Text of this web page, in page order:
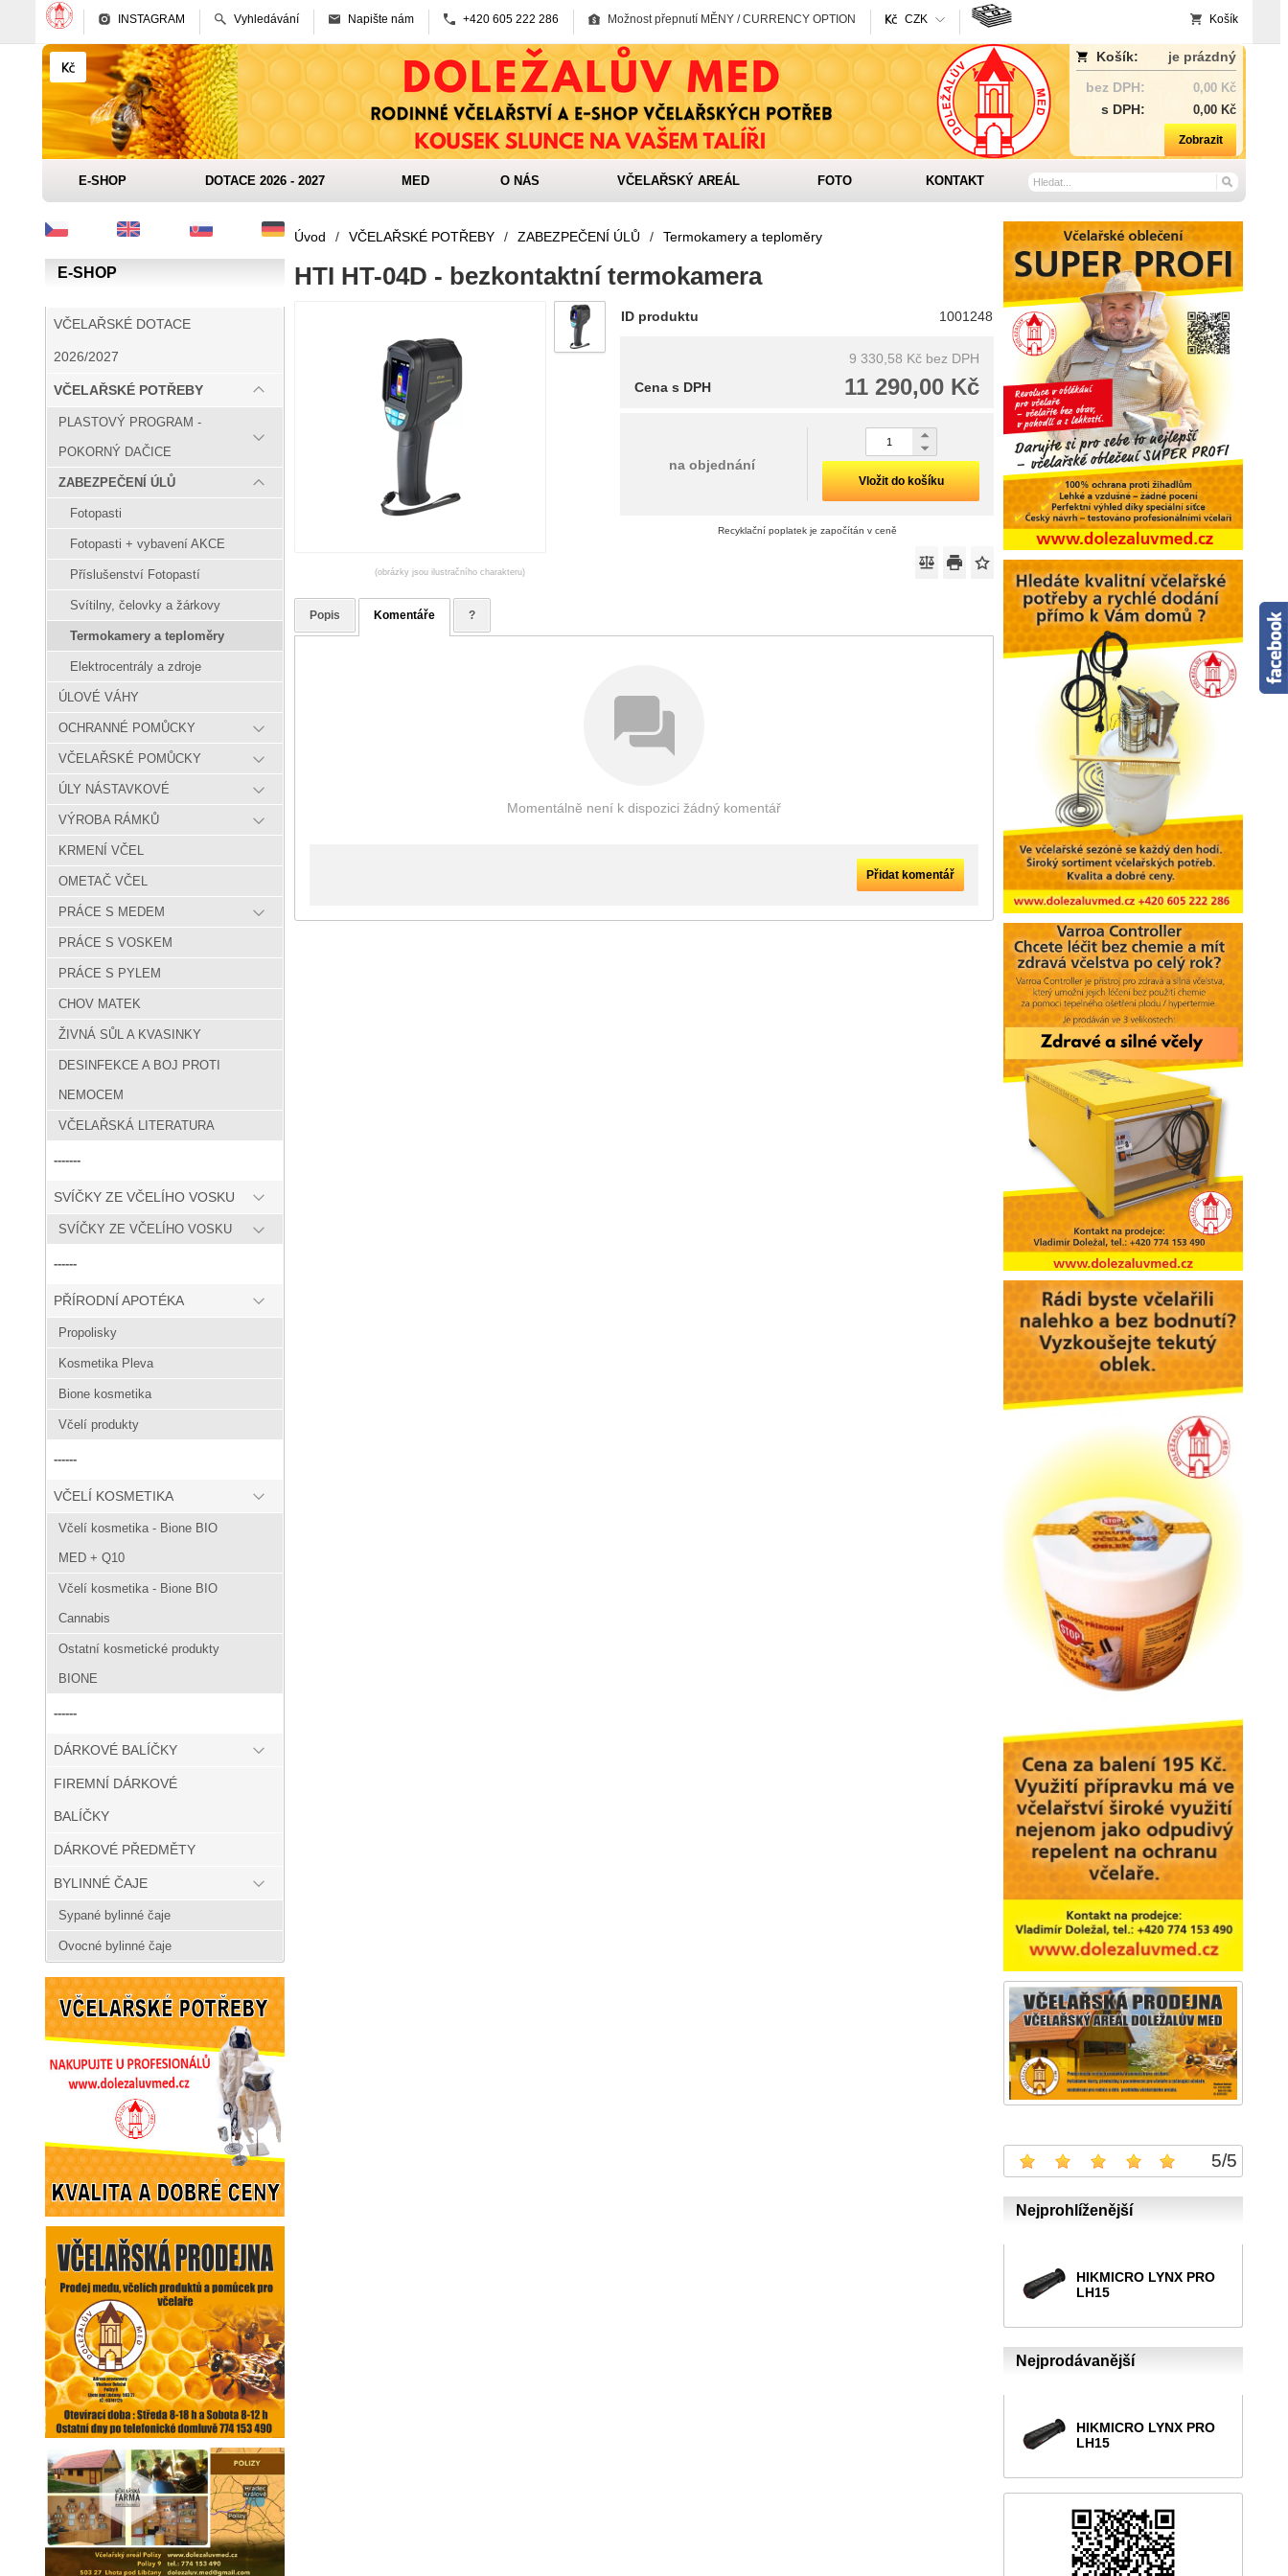
INSTAGRAM Vyhledávání Napište nám +420 605 222 286 Možnost přepnutí MĚNY / CURRENCY OPTION CZK Košík
Košík:
je prázdný
bez DPH:
0,00 Kč
s DPH: 0,00 Kč
Zobrazit
E-SHOP DOTACE 2026 - 2027 MED O NÁS VČELAŘSKÝ AREÁL FOTO KONTAKT
E-SHOP
VČELAŘSKÉ DOTACE
2026/2027
VČELAŘSKÉ POTŘEBY
PLASTOVÝ PROGRAM -
POKORNÝ DAČICE
ZABEZPEČENÍ ÚLŮ
Fotopasti
Fotopasti + vybavení AKCE
Příslušenství Fotopastí
Svítilny, čelovky a žárkovy
Termokamery a teploměry
Elektrocentrály a zdroje
ÚLOVÉ VÁHY
OCHRANNÉ POMŮCKY
VČELAŘSKÉ POMŮCKY
ÚLY NÁSTAVKOVÉ
VÝROBA RÁMKŮ
KRMENÍ VČEL
OMETAČ VČEL
PRÁCE S MEDEM
PRÁCE S VOSKEM
PRÁCE S PYLEM
CHOV MATEK
ŽIVNÁ SŮL A KVASINKY
DESINFEKCE A BOJ PROTI
NEMOCEM
VČELAŘSKÁ LITERATURA
-------
SVÍČKY ZE VČELÍHO VOSKU
SVÍČKY ZE VČELÍHO VOSKU
------
PŘÍRODNÍ APOTÉKA
Propolisky
Kosmetika Pleva
Bione kosmetika
Včelí produkty
------
VČELÍ KOSMETIKA
Včelí kosmetika - Bione BIO
MED + Q10
Včelí kosmetika - Bione BIO
Cannabis
Ostatní kosmetické produkty
BIONE
------
DÁRKOVÉ BALÍČKY
FIREMNÍ DÁRKOVÉ
BALÍČKY
DÁRKOVÉ PŘEDMĚTY
BYLINNÉ ČAJE
Sypané bylinné čaje
Ovocné bylinné čaje
5/5
Nejprohlíženější
HIKMICRO LYNX PRO
LH15
Nejprodávanější
HIKMICRO LYNX PRO
LH15
Úvod / VČELAŘSKÉ POTŘEBY / ZABEZPEČENÍ ÚLŮ / Termokamery a teploměry
HTI HT-04D - bezkontaktní termokamera
(obrázky jsou ilustračního charakteru)
ID produktu 1001248
9 330,58 Kč bez DPH
11 290,00 Kč
Cena s DPH
na objednání
Vložit do košíku
Recyklační poplatek je započítán v ceně
Popis Komentáře ?
Momentálně není k dispozici žádný komentář
Přidat komentář